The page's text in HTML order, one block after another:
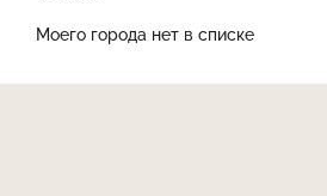
Моего города нет в списке